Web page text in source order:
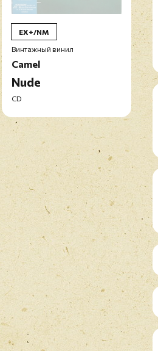
EX+/NM
Винтажный винил
Camel
Nude
CD